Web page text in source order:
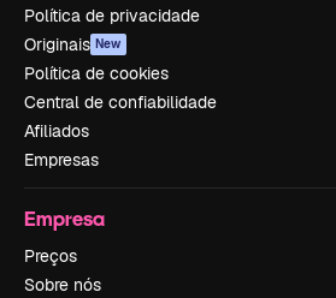
Política de privacidade
Originais New
Política de cookies
Central de confiabilidade
Afiliados
Empresas
Empresa
Preços
Sobre nós